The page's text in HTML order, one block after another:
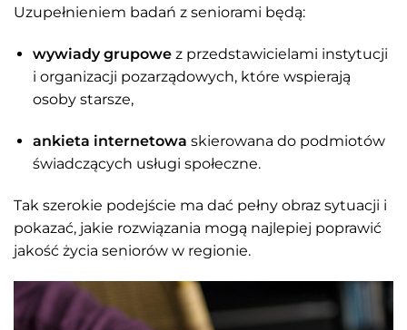
Uzupełnieniem badań z seniorami będą:
wywiady grupowez przedstawicielami instytucji
i organizacji pozarządowych, które wspierają
osoby starsze,
ankieta internetowa skierowana do podmiotów
świadczących usługi społeczne.
Tak szerokie podejście ma dać pełny obraz sytuacji i
pokazać, jakie rozwiązania mogą najlepiej poprawić
jakość życia seniorów w regionie.